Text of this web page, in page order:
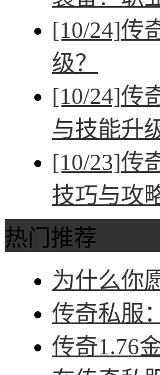
[10/24]传
级？
[10/24]传
与技能升
[10/23]传
技巧与攻
热门推荐
为什么你
传奇私服
传奇1.76